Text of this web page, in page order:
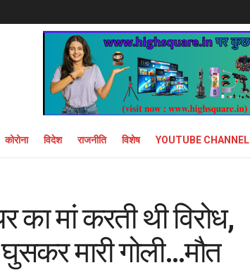
कोरोना विदेश राजनीति विशेष YOUTUBE CHANNEL
मां करती थी विरोध,
मारी गोली…मौत